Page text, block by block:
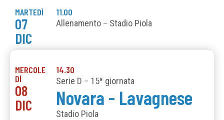
MARTEDÌ
07
DIC
11.00
Allenamento – Stadio Piola
MERCOLE
DÌ
08
DIC
14.30
Serie D – 15ª giornata
Novara - Lavagnese
Stadio Piola